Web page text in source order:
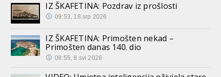
IZ ŠKAFETINA: Pozdrav iz prošlosti
09:53, 18.srp 2026
IZ ŠKAFETINA: Primošten nekad –
Primošten danas 140. dio
08:55, 8.svi 2026